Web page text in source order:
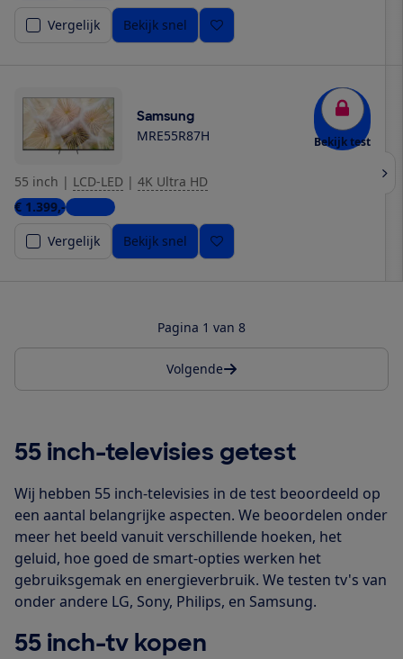
Vergelijk
Bekijk snel
Samsung
MRE55R87H Bekijk test
55 inch | LCD-LED | 4K Ultra HD
€ 1.399,-1 winkel
Vergelijk
Bekijk snel
Pagina 1 van 8
Volgende
55 inch-televisies getest
Wij hebben 55 inch-televisies in de test beoordeeld op
een aantal belangrijke aspecten. We beoordelen onder
meer het beeld vanuit verschillende hoeken, het
geluid, hoe goed de smart-opties werken het
gebruiksgemak en energieverbruik. We testen tv's van
onder andere LG, Sony, Philips, en Samsung.
55 inch-tv kopen